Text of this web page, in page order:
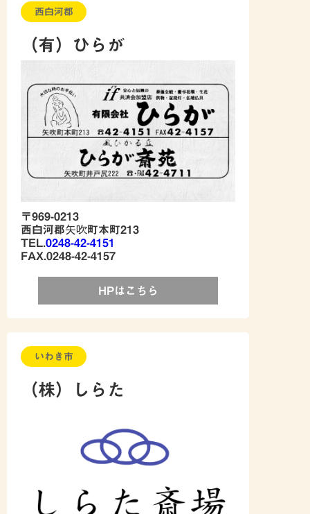
西白河郡
（有）ひらが
〒969-0213
西白河郡矢吹町本町213
TEL.0248-42-4151
FAX.0248-42-4157
HPはこちら
いわき市
（株）しらた